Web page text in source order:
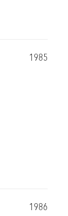
1985
1986